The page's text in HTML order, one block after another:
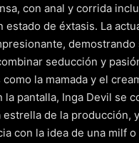
con anal y corrida
estado de éxtasis. La
demostrando
seducción y
la mamada y el
la pantalla, Inga Devil se
estrella de la producción,
con la idea de una milf